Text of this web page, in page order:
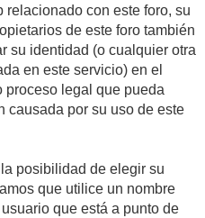
con este foro, su
de este foro también
su identidad (o cualquier otra
en este servicio) en el
proceso legal que pueda
causada por su uso de este
posibilidad de elegir su
que utilice un nombre
que está a punto de